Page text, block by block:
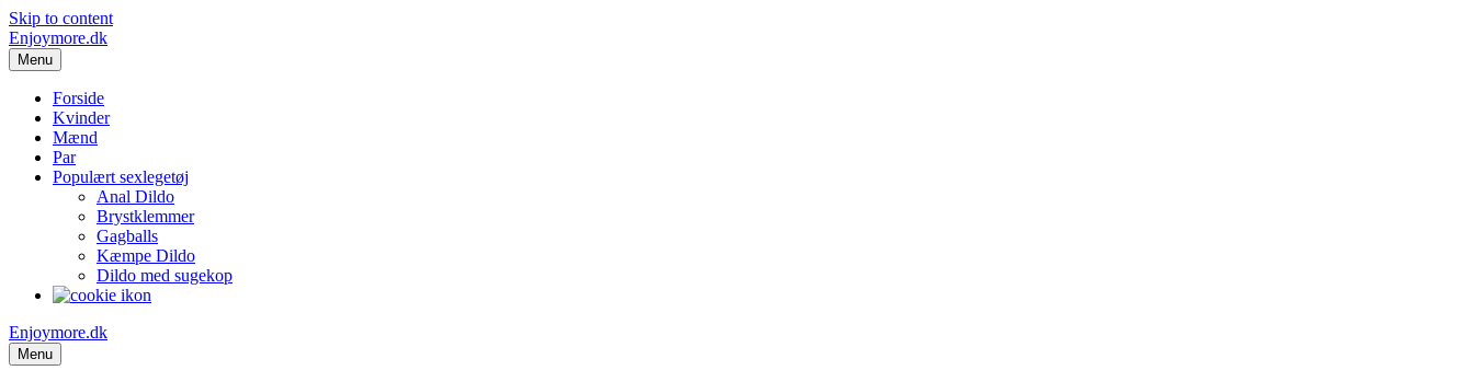
Skip to content
Enjoymore.dk
Menu
Forside
Kvinder
Mænd
Par
Populært sexlegetøj
Anal Dildo
Brystklemmer
Gagballs
Kæmpe Dildo
Dildo med sugekop
Enjoymore.dk
Menu